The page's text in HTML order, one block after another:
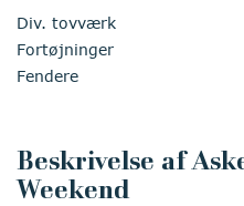
Div. tovværk
Fortøjninger
Fendere
Beskrivelse af
Weekend